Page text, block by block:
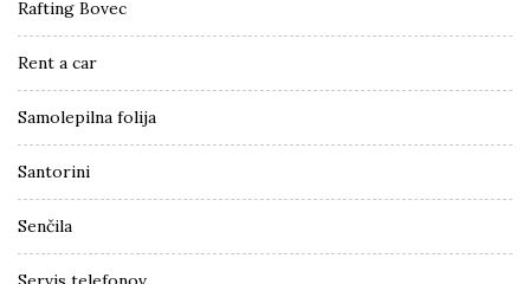
Rafting Bovec
Rent a car
Samolepilna folija
Santorini
Senčila